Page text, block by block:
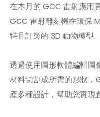
在本月的 GCC 雷射應用
GCC 雷射雕刻機在環保
特且訂製的 3D 動物模型。
透過使用圖形軟體編輯圖
材料切割成所需的形狀，
產多種設計，幫助您實現